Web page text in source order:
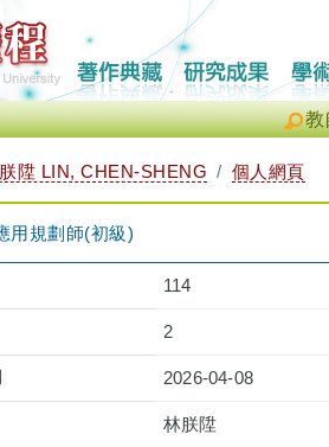
教
陞 LIN, CHEN-SHENG 個人網頁
用規劃師(初級)
114
2
2026-04-08
林朕陞